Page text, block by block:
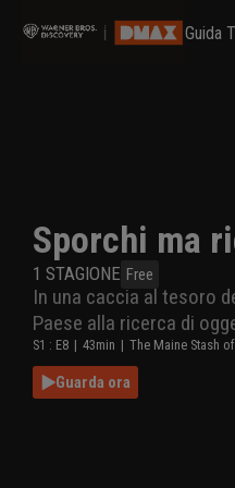
Guida
Sporchi ma
1 STAGIONE Free
In una caccia al tesoro
Paese alla ricerca di
S1 : E8 | 43min | The Maine Stash
Guarda ora